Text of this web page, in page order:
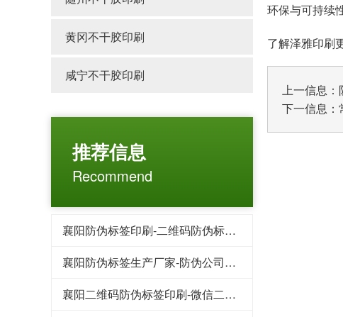
黄冈不干胶印刷
咸宁不干胶印刷
推荐信息
Recommend
襄阳防伪标签印刷-二维码防伪标签的特点都有哪些
襄阳防伪标签生产厂家-防伪公司常用的防伪印刷技术
襄阳二维码防伪标签印刷-微信二维码红包系统为企业提供哪些好处
环保与可持续
了解泽雅印刷
上一信息：
下一信息：